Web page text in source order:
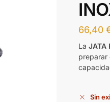
66,40
LaJATA
preparar
Sin